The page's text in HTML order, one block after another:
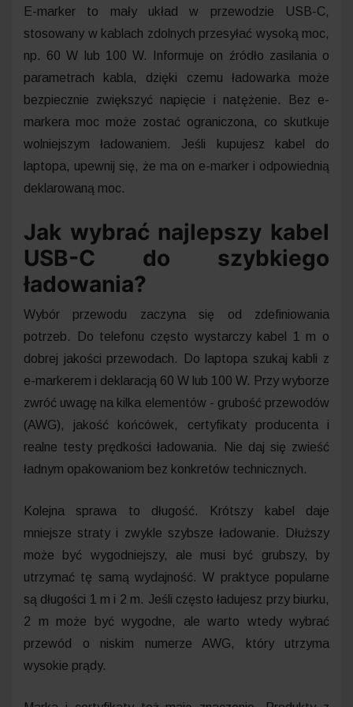
E-marker to mały układ w przewodzie USB-C,
stosowany w kablach zdolnych przesyłać wysoką moc,
np. 60 W lub 100 W. Informuje on źródło zasilania o
parametrach kabla, dzięki czemu ładowarka może
bezpiecznie zwiększyć napięcie i natężenie. Bez e-
markera moc może zostać ograniczona, co skutkuje
wolniejszym ładowaniem. Jeśli kupujesz kabel do
laptopa, upewnij się, że ma on e-marker i odpowiednią
deklarowaną moc.
Jak wybrać najlepszy kabel
USB-C do szybkiego
ładowania?
Wybór przewodu zaczyna się od zdefiniowania
potrzeb. Do telefonu często wystarczy kabel 1 m o
dobrej jakości przewodach. Do laptopa szukaj kabli z
e-markerem i deklaracją 60 W lub 100 W. Przy wyborze
zwróć uwagę na kilka elementów - grubość przewodów
(AWG), jakość końcówek, certyfikaty producenta i
realne testy prędkości ładowania. Nie daj się zwieść
ładnym opakowaniom bez konkretów technicznych.
Kolejna sprawa to długość. Krótszy kabel daje
mniejsze straty i zwykle szybsze ładowanie. Dłuższy
może być wygodniejszy, ale musi być grubszy, by
utrzymać tę samą wydajność. W praktyce popularne
są długości 1 m i 2 m. Jeśli często ładujesz przy biurku,
2 m może być wygodne, ale warto wtedy wybrać
przewód o niskim numerze AWG, który utrzyma
wysokie prądy.